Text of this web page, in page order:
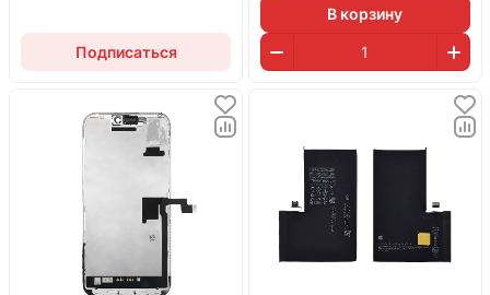
Подписаться
В корзину